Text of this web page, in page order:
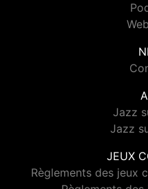
Jazz
Jazz
JEUX
Règlements des jeux